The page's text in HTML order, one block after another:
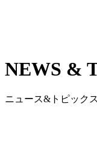
NEWS &
ニュース&トピックス